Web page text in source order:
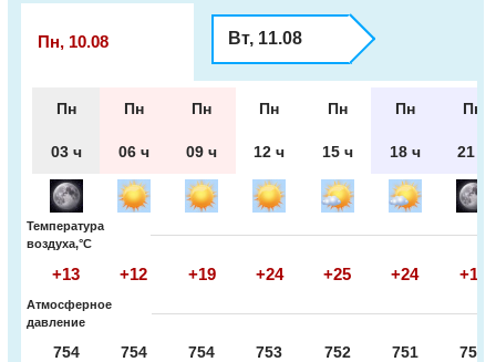
Пн, 10.08 Вт, 11.08
Пн Пн Пн Пн Пн Пн Пн
03 ч 06 ч 09 ч 12 ч 15 ч 18 ч 21 ч
Температура
воздуха,°С
+13 +12 +19 +24 +25 +24 +19
Атмосферное
давление
754 754 754 753 752 751 750